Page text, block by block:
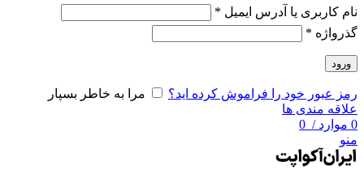
نام کاربری یا آدرس ایمیل *
گذرواژه *
ورود
رمز عبور خود را فراموش کرده اید؟
مرا به خاطر بسپار
علاقه مندی ها
0 موارد /
منو